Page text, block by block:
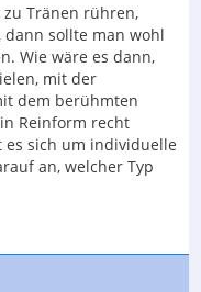
Tränen rühren,
sollte man wohl
Wie wäre es dann,
mit der
dem berühmten
Reinform recht
sich um individuelle
an, welcher Typ